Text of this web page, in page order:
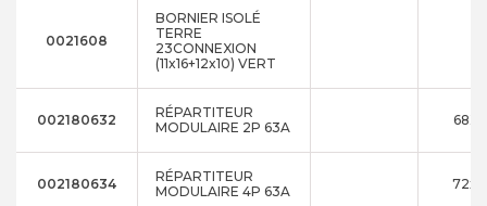
0021608
BORNIER ISOLÉ
TERRE
23CONNEXION
(11x16+12x10) VERT
002180632
RÉPARTITEUR
MODULAIRE 2P 63A
002180634
RÉPARTITEUR
MODULAIRE 4P 63A